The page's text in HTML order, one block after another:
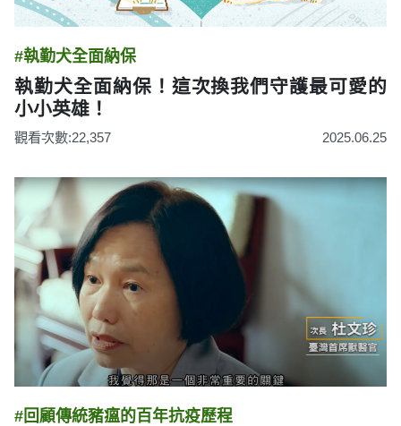
#執勤犬全面納保
執勤犬全面納保！這次換我們守護最可愛的
小小英雄！
觀看次數:22,357 2025.06.25
#回顧傳統豬瘟的百年抗疫歷程